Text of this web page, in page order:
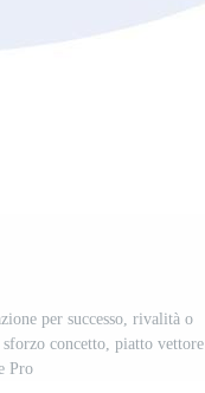
per successo, rivalità o
concetto, piatto vettore
Pro